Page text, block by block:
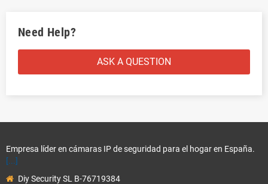
Need Help?
ASK A QUESTION
Empresa líder en cámaras IP de seguridad para el hogar en España.
[...]
Diy Security SL B-76719384